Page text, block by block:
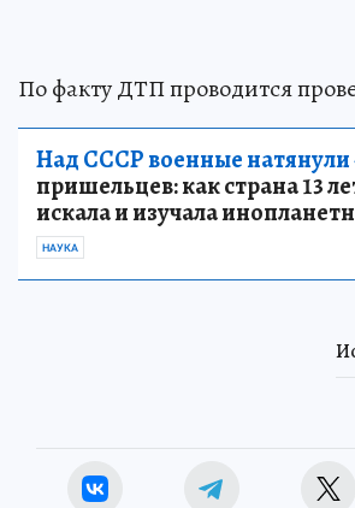
По факту ДТП проводится
Над СССР военные натянули
пришельцев: как страна 13
искала и изучала
НАУКА